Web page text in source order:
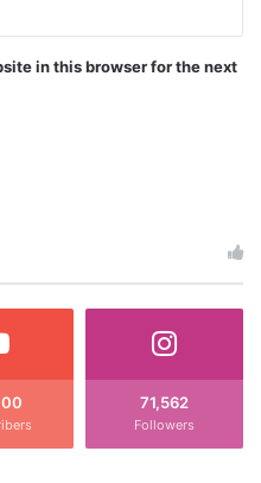
in this browser for the next
71,562
Followers